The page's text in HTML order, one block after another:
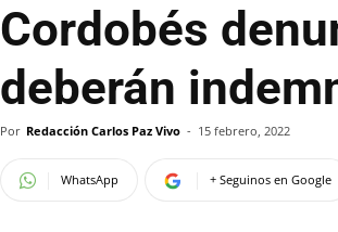
Cordobés
deberán
Por Redacción Carlos Paz Vivo - 15 febrero, 2022
WhatsApp + Seguinos en Google